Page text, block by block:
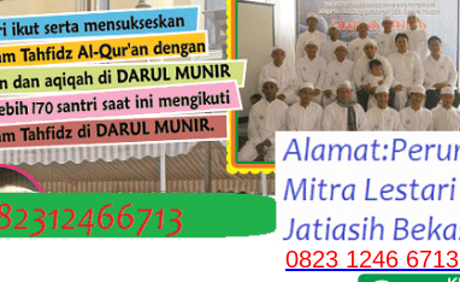
0823 1246 6713